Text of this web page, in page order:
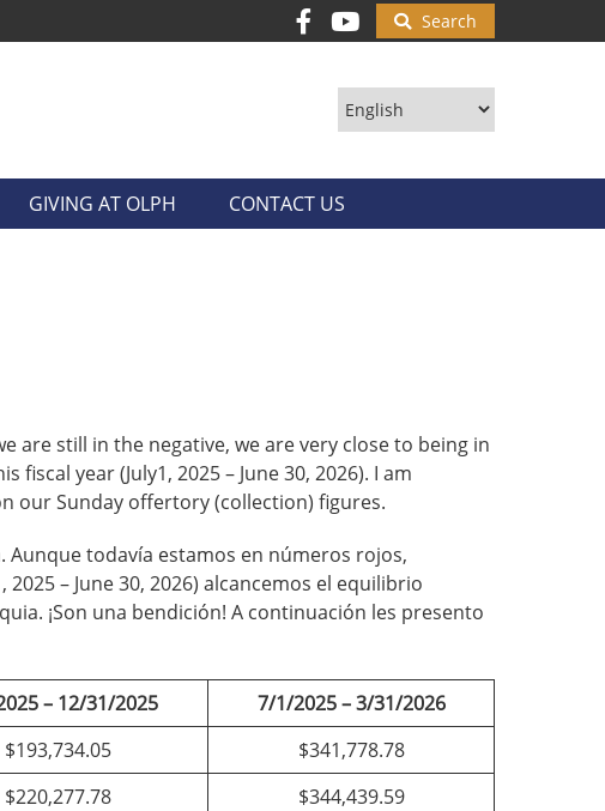
Search
GIVING AT OLPH CONTACT US
are still in the negative, we are very close to being in
year (July1, 2025 – June 30, 2026). I am
our Sunday offertory (collection) figures.
Aunque todavía estamos en números rojos,
– June 30, 2026) alcancemos el equilibrio
¡Son una bendición! A continuación les presento
– 12/31/2025
7/1/2025 – 3/31/2026
$193,734.05
$341,778.78
$220,277.78
$344,439.59